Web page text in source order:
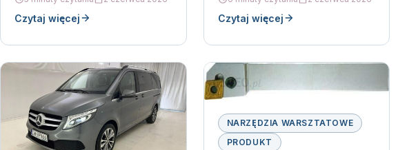
Czytaj więcej Czytaj więcej
NARZĘDZIA WARSZTATOWE
PRODUKT